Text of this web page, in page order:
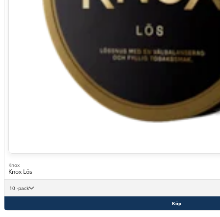
Knox
Knox Lös
10 -pack
Köp